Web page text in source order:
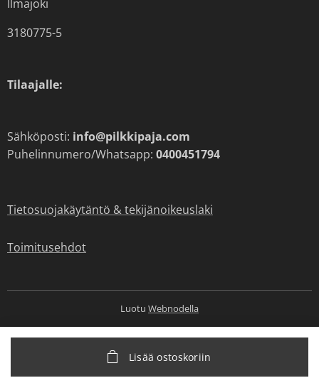
Lisää ostoskoriin
Ilmajoki
3180775-5
Tilaajalle:
Sähköposti: info@pilkkipaja.com
Puhelinnumero/Whatsapp: 0400451794
Tietosuojakäytäntö & tekijänoikeuslaki
Toimitusehdot
Luotu Webnodella